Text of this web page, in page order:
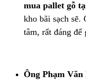
mua pallet gỗ
kho bãi sạch sẽ.
tâm, rất đáng để
Ông Phạm